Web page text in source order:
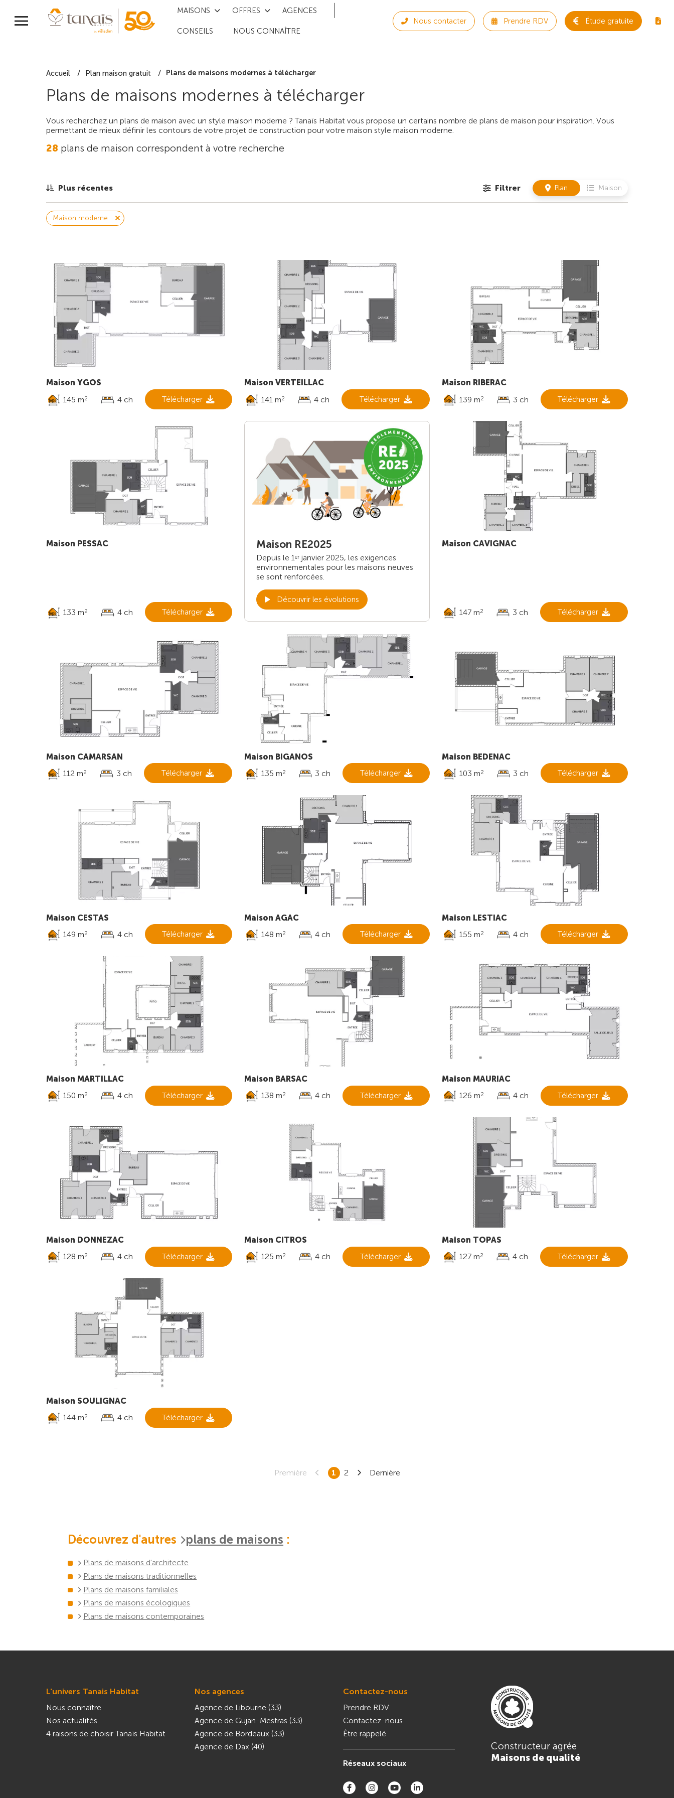
MAISONS OFFRES AGENCES
CONSEILS NOUS CONNAÎTRE
Nous contacter Prendre RDV Étude gratuite
Accueil Plan maison gratuit Plans de maisons modernes à télécharger
Plans de maisons modernes à télécharger
Vous recherchez un plans de maison avec un style maison moderne ? Tanaïs Habitat vous propose un certains nombre de plans de maison pour inspiration. Vous
permettant de mieux définir les contours de votre projet de construction pour votre maison style maison moderne.
28 plans de maison correspondent à votre recherche
Plus récentes Filtrer Plan Maison
Maison moderne
Maison YGOS
145 m2 4 ch Télécharger
Maison VERTEILLAC
141 m2 4 ch Télécharger
Maison RIBERAC
139 m2 3 ch Télécharger
Maison PESSAC
133 m2 4 ch Télécharger
Maison RE2025
Depuis le 1erjanvier 2025, les exigences
environnementales pour les maisons neuves
se sont renforcées.
Découvrir les évolutions
Maison CAVIGNAC
147 m2 3 ch Télécharger
Maison CAMARSAN
112 m2 3 ch Télécharger
Maison BIGANOS
135 m2 3 ch Télécharger
Maison BEDENAC
103 m2 3 ch Télécharger
Maison CESTAS
149 m2 4 ch Télécharger
Maison AGAC
148 m2 4 ch Télécharger
Maison LESTIAC
155 m2 4 ch Télécharger
Maison MARTILLAC
150 m2 4 ch Télécharger
Maison BARSAC
138 m2 4 ch Télécharger
Maison MAURIAC
126 m2 4 ch Télécharger
Maison DONNEZAC
128 m2 4 ch Télécharger
Maison CITROS
125 m2 4 ch Télécharger
Maison TOPAS
127 m2 4 ch Télécharger
Maison SOULIGNAC
144 m2 4 ch Télécharger
Première 1 2 Dernière
Découvrez d'autres plans de maisons :
Plans de maisons d'architecte
Plans de maisons traditionnelles
Plans de maisons familiales
Plans de maisons écologiques
Plans de maisons contemporaines
L'univers Tanais Habitat
Nous connaître
Nos actualités
4 raisons de choisir Tanaïs Habitat
Nos agences
Agence de Libourne (33)
Agence de Gujan-Mestras (33)
Agence de Bordeaux (33)
Agence de Dax (40)
Contactez-nous
Prendre RDV
Contactez-nous
Être rappelé
Réseaux sociaux
Constructeur agrée
Maisons de qualité